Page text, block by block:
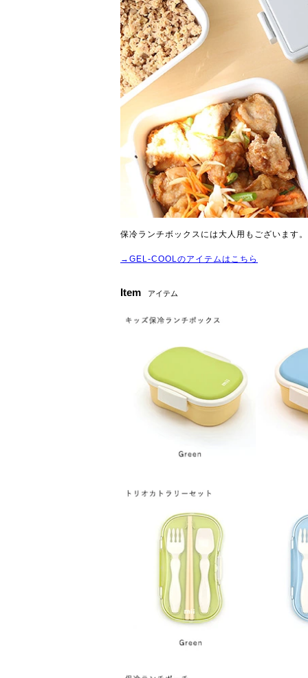
保冷ランチボックスには大人用もございます。
→GEL-COOLのアイテムはこちら
Item アイテム